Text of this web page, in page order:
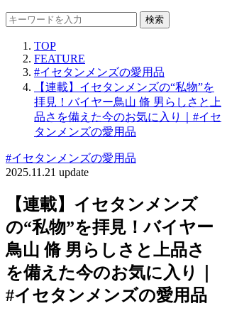
検索
TOP
FEATURE
#イセタンメンズの愛用品
【連載】イセタンメンズの“私物”を
拝見！バイヤー鳥山 脩 男らしさと上
品さを備えた今のお気に入り｜#イセ
タンメンズの愛用品
#イセタンメンズの愛用品
2025.11.21 update
【連載】イセタンメンズ
の“私物”を拝見！バイヤー
鳥山 脩 男らしさと上品さ
を備えた今のお気に入り｜
#イセタンメンズの愛用品